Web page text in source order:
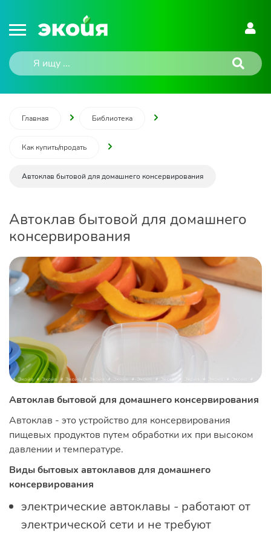
Главная Библиотека
Как купить/продать
Автоклав бытовой для домашнего консервирования
Автоклав бытовой для домашнего
консервирования
Автоклав бытовой для домашнего консервирования
Автоклав - это устройство для консервирования
пищевых продуктов путем обработки их при высоком
давлении и температуре.
Виды бытовых автоклавов для домашнего
консервирования
электрические автоклавы - работают от
электрической сети и не требуют